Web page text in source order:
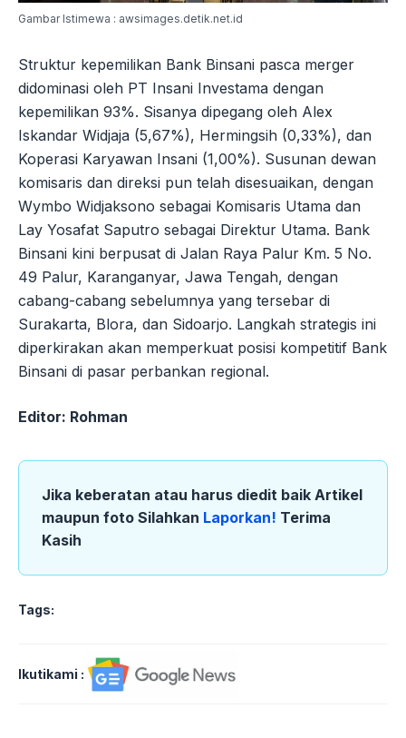
Gambar Istimewa : awsimages.detik.net.id
Struktur kepemilikan Bank Binsani pasca merger
didominasi oleh PT Insani Investama dengan
kepemilikan 93%. Sisanya dipegang oleh Alex
Iskandar Widjaja (5,67%), Hermingsih (0,33%), dan
Koperasi Karyawan Insani (1,00%). Susunan dewan
komisaris dan direksi pun telah disesuaikan, dengan
Wymbo Widjaksono sebagai Komisaris Utama dan
Lay Yosafat Saputro sebagai Direktur Utama. Bank
Binsani kini berpusat di Jalan Raya Palur Km. 5 No.
49 Palur, Karanganyar, Jawa Tengah, dengan
cabang-cabang sebelumnya yang tersebar di
Surakarta, Blora, dan Sidoarjo. Langkah strategis ini
diperkirakan akan memperkuat posisi kompetitif Bank
Binsani di pasar perbankan regional.
Editor: Rohman
Jika keberatan atau harus diedit baik Artikel
maupun foto Silahkan Laporkan! Terima
Kasih
Tags:
Ikutikami :